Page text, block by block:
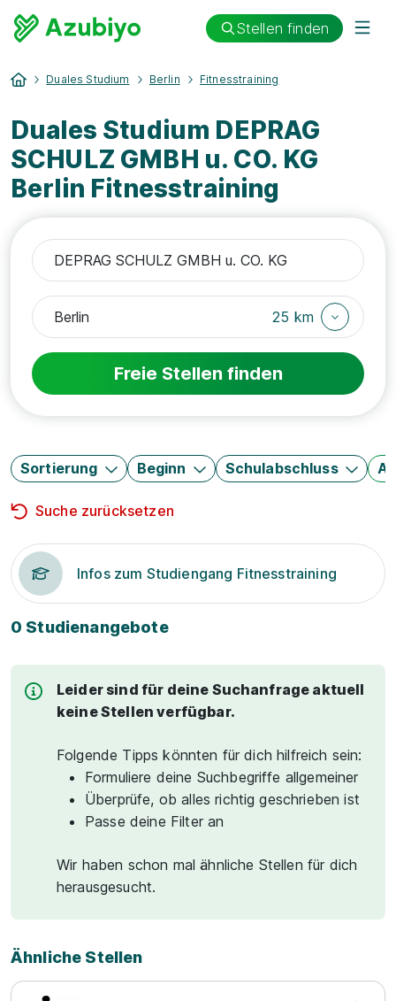
Stellen finden
Duales Studium Berlin Fitnesstraining
Duales Studium DEPRAG
SCHULZ GMBH u. CO. KG
Berlin Fitnesstraining
25 km
Freie Stellen finden
Sortierung Beginn Schulabschluss
Suche zurücksetzen
Infos zum Studiengang Fitnesstraining
0 Studienangebote
Leider sind für deine Suchanfrage aktuell
keine Stellen verfügbar.
Folgende Tipps könnten für dich hilfreich sein:
Formuliere deine Suchbegriffe allgemeiner
Überprüfe, ob alles richtig geschrieben ist
Passe deine Filter an
Wir haben schon mal ähnliche Stellen für dich
herausgesucht.
Ähnliche Stellen